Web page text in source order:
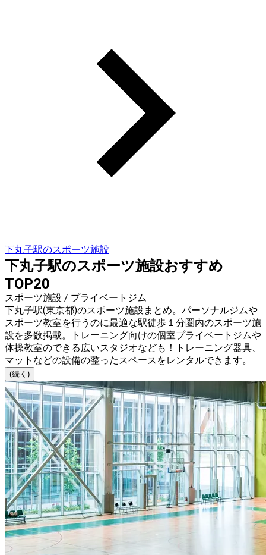
下丸子駅のスポーツ施設
下丸子駅のスポーツ施設おすすめ
TOP20
スポーツ施設 / プライベートジム
下丸子駅(東京都)のスポーツ施設まとめ。パーソナルジムや
スポーツ教室を行うのに最適な駅徒歩１分圏内のスポーツ施
設を多数掲載。トレーニング向けの個室プライベートジムや
体操教室のできる広いスタジオなども！トレーニング器具、
マットなどの設備の整ったスペースをレンタルできます。
(続く)